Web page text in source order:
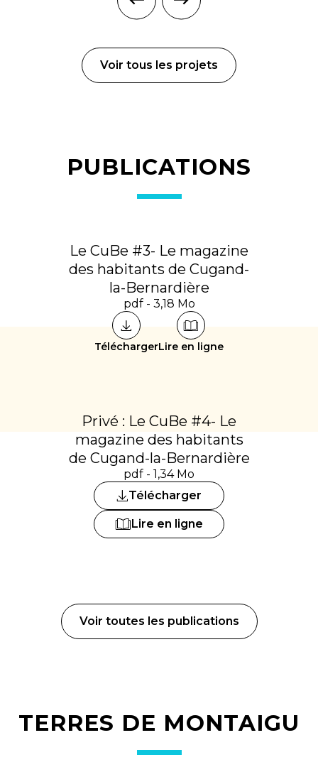
Voir tous les projets
PUBLICATIONS
Le CuBe #3- Le magazine
des habitants de Cugand-
la-Bernardière
pdf - 3,18 Mo
TéléchargerLire en ligne
Privé : Le CuBe #4- Le
magazine des habitants
de Cugand-la-Bernardière
pdf - 1,34 Mo
Télécharger
Lire en ligne
Voir toutes les publications
TERRES DE MONTAIGU